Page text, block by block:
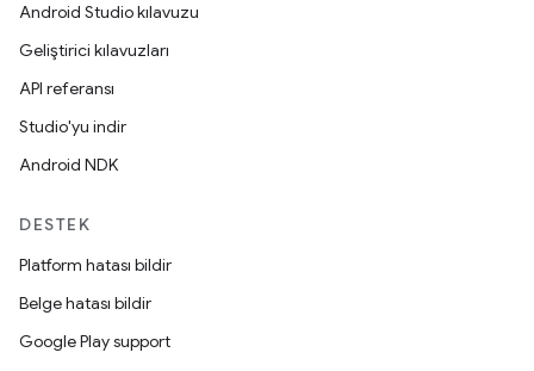
Android Studio kılavuzu
Geliştirici kılavuzları
API referansı
Studio'yu indir
Android NDK
DESTEK
Platform hatası bildir
Belge hatası bildir
Google Play support